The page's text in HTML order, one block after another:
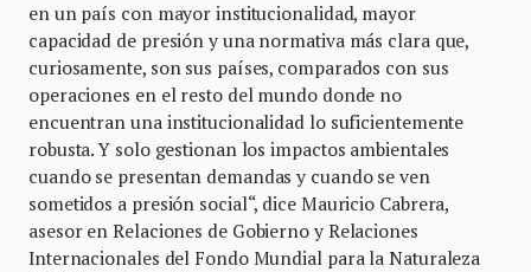
en un país con mayor institucionalidad, mayor
capacidad de presión y una normativa más clara que,
curiosamente, son sus países, comparados con sus
operaciones en el resto del mundo donde no
encuentran una institucionalidad lo suficientemente
robusta. Y solo gestionan los impactos ambientales
cuando se presentan demandas y cuando se ven
sometidos a presión social“, dice Mauricio Cabrera,
asesor en Relaciones de Gobierno y Relaciones
Internacionales del Fondo Mundial para la Naturaleza